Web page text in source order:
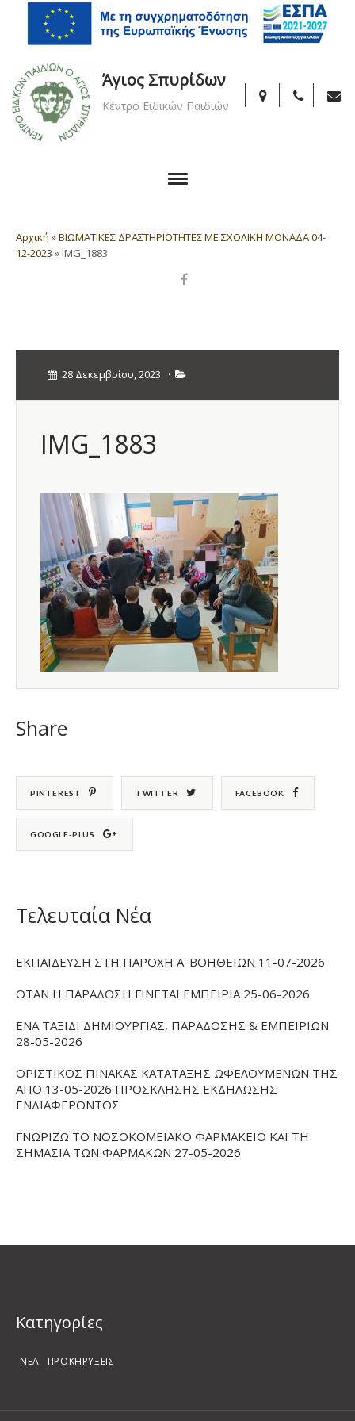
Άγιος Σπυρίδων
Κέντρο Ειδικών Παιδιών
Αρχική »ΒΙΩΜΑΤΙΚΕΣ ΔΡΑΣΤΗΡΙΟΤΗΤΕΣ ΜΕ ΣΧΟΛΙΚΗ ΜΟΝΑΔΑ 04-
12-2023 »IMG_1883
28 Δεκεμβρίου, 2023 ·
IMG_1883
Share
PINTEREST TWITTER FACEBOOK
GOOGLE-PLUS
Τελευταία Νέα
ΕΚΠΑΙΔΕΥΣΗ ΣΤΗ ΠΑΡΟΧΗ Α' ΒΟΗΘΕΙΩΝ 11-07-2026
ΟΤΑΝ Η ΠΑΡΑΔΟΣΗ ΓΙΝΕΤΑΙ ΕΜΠΕΙΡΙΑ 25-06-2026
ΕΝΑ ΤΑΞΙΔΙ ΔΗΜΙΟΥΡΓΙΑΣ, ΠΑΡΑΔΟΣΗΣ & ΕΜΠΕΙΡΙΩΝ
28-05-2026
ΟΡΙΣΤΙΚΟΣ ΠΙΝΑΚΑΣ ΚΑΤΑΤΑΞΗΣ ΩΦΕΛΟΥΜΕΝΩΝ ΤΗΣ
ΑΠΟ 13-05-2026 ΠΡΟΣΚΛΗΣΗΣ ΕΚΔΗΛΩΣΗΣ
ΕΝΔΙΑΦΕΡΟΝΤΟΣ
ΓΝΩΡΙΖΩ ΤΟ ΝΟΣΟΚΟΜΕΙΑΚΟ ΦΑΡΜΑΚΕΙΟ ΚΑΙ ΤΗ
ΣΗΜΑΣΙΑ ΤΩΝ ΦΑΡΜΑΚΩΝ 27-05-2026
Kατηγορίες
ΝΕΑ ΠΡΟΚΗΡΥΞΕΙΣ